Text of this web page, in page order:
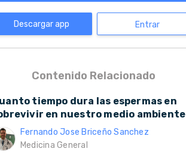
Descargar app Entrar
Contenido Relacionado
tiempo dura las espermas en
en nuestro medio ambiente
Fernando Jose Briceño Sanchez
Medicina General